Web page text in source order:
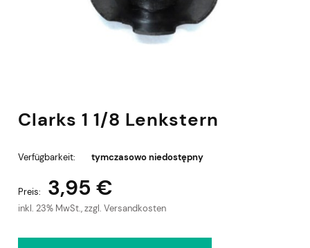
Clarks 1 1/8 Lenkstern
Verfügbarkeit: tymczasowo niedostępny
Preis: 3,95 €
inkl. 23% MwSt., zzgl. Versandkosten